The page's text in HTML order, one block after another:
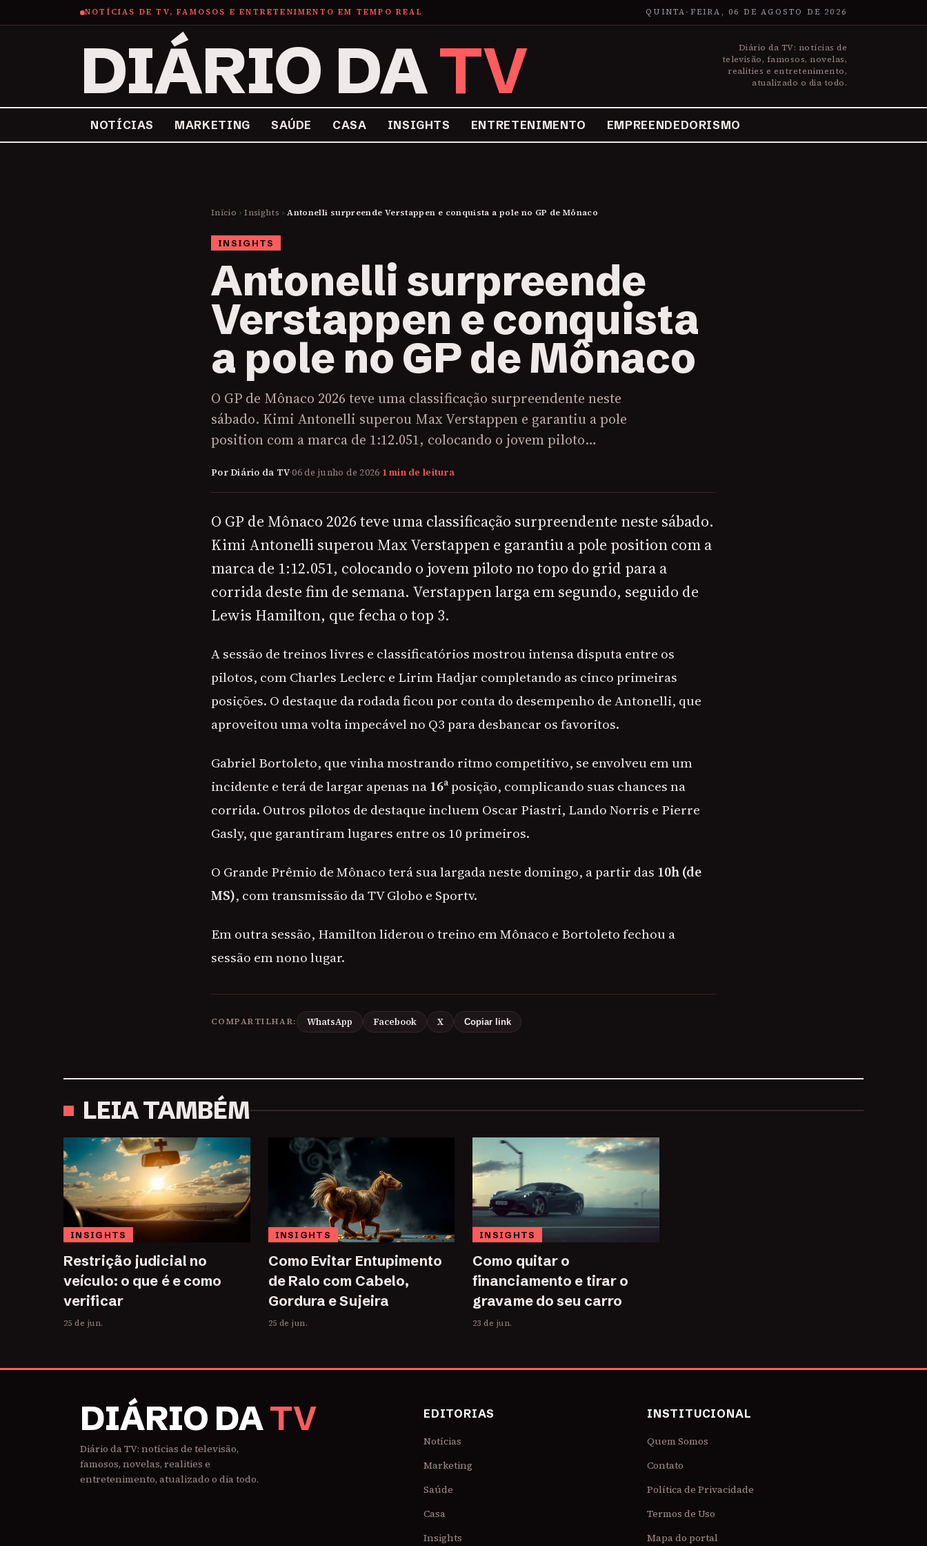
NOTÍCIAS DE TV, FAMOSOS E ENTRETENIMENTO EM TEMPO REAL QUINTA-FEIRA, 06 DE AGOSTO DE 2026
DIÁRIO DATV
Diário da TV: notícias de
televisão, famosos, novelas,
realities e entretenimento,
atualizado o dia todo.
NOTÍCIAS MARKETING SAÚDE CASA INSIGHTS ENTRETENIMENTO EMPREENDEDORISMO
Início › Insights › Antonelli surpreende Verstappen e conquista a pole no GP de Mônaco
INSIGHTS
Antonelli surpreende
Verstappen e conquista
a pole no GP de Mônaco
O GP de Mônaco 2026 teve uma classificação surpreendente neste
sábado. Kimi Antonelli superou Max Verstappen e garantiu a pole
position com a marca de 1:12.051, colocando o jovem piloto…
Por Diário da TV·06 de junho de 2026·1 min de leitura
O GP de Mônaco 2026 teve uma classificação surpreendente neste sábado.
Kimi Antonelli superou Max Verstappen e garantiu a pole position com a
marca de 1:12.051, colocando o jovem piloto no topo do grid para a
corrida deste fim de semana. Verstappen larga em segundo, seguido de
Lewis Hamilton, que fecha o top 3.
A sessão de treinos livres e classificatórios mostrou intensa disputa entre os
pilotos, com Charles Leclerc e Lirim Hadjar completando as cinco primeiras
posições. O destaque da rodada ficou por conta do desempenho de Antonelli, que
aproveitou uma volta impecável no Q3 para desbancar os favoritos.
Gabriel Bortoleto, que vinha mostrando ritmo competitivo, se envolveu em um
incidente e terá de largar apenas na16ªposição, complicando suas chances na
corrida. Outros pilotos de destaque incluem Oscar Piastri, Lando Norris e Pierre
Gasly, que garantiram lugares entre os 10 primeiros.
O Grande Prêmio de Mônaco terá sua largada neste domingo, a partir das 10h (de
MS), com transmissão da TV Globo e Sportv.
Em outra sessão, Hamilton liderou o treino em Mônaco e Bortoleto fechou a
sessão em nono lugar.
COMPARTILHAR: WhatsApp Facebook X Copiar link
LEIA TAMBÉM
INSIGHTS
Restrição judicial no
veículo: o que é e como
verificar
25 de jun.
INSIGHTS
Como Evitar Entupimento
de Ralo com Cabelo,
Gordura e Sujeira
25 de jun.
INSIGHTS
Como quitar o
financiamento e tirar o
gravame do seu carro
23 de jun.
DIÁRIO DATV
Diário da TV: notícias de televisão,
famosos, novelas, realities e
entretenimento, atualizado o dia todo.
EDITORIAS
Notícias
Marketing
Saúde
Casa
Insights
INSTITUCIONAL
Quem Somos
Contato
Política de Privacidade
Termos de Uso
Mapa do portal